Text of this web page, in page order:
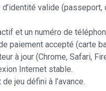
d’identité valide
et un numéro de
paiement accepté (carte
à jour (Chrome, Safari,
Internet stable.
jeu défini à l’avance.